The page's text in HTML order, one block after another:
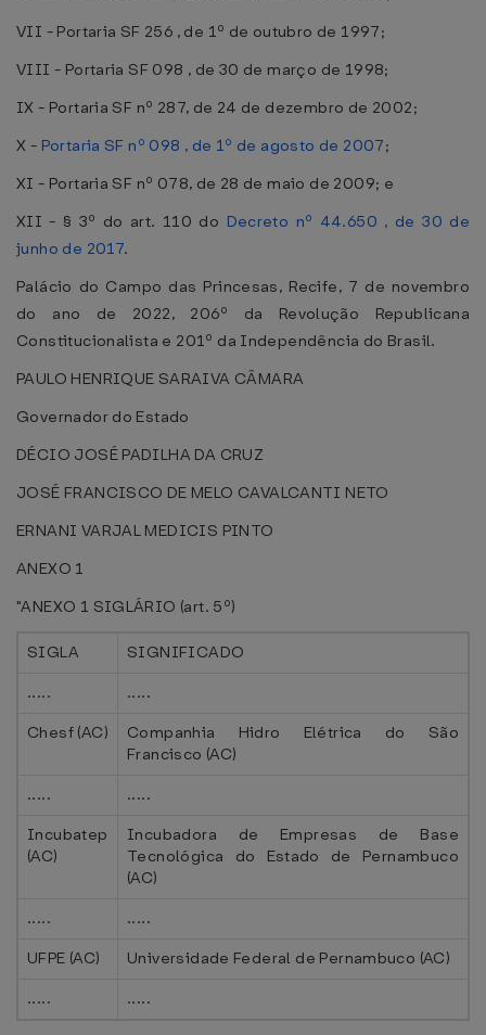
VII - Portaria SF 256 , de 1º de outubro de 1997;
VIII - Portaria SF 098 , de 30 de março de 1998;
IX - Portaria SF nº 287, de 24 de dezembro de 2002;
X - Portaria SF nº 098 , de 1º de agosto de 2007;
XI - Portaria SF nº 078, de 28 de maio de 2009; e
XII - § 3º do art. 110 do Decreto nº 44.650 , de 30 de
junho de 2017.
Palácio do Campo das Princesas, Recife, 7 de novembro
do ano de 2022, 206º da Revolução Republicana
Constitucionalista e 201º da Independência do Brasil.
PAULO HENRIQUE SARAIVA CÂMARA
Governador do Estado
DÉCIO JOSÉ PADILHA DA CRUZ
JOSÉ FRANCISCO DE MELO CAVALCANTI NETO
ERNANI VARJAL MEDICIS PINTO
ANEXO 1
"ANEXO 1 SIGLÁRIO (art. 5º)
SIGLA
SIGNIFICADO
.....
.....
Chesf (AC)
Companhia Hidro Elétrica do São
Francisco (AC)
.....
.....
Incubatep
(AC)
Incubadora de Empresas de Base
Tecnológica do Estado de Pernambuco
(AC)
.....
.....
UFPE (AC)
Universidade Federal de Pernambuco (AC)
.....
.....